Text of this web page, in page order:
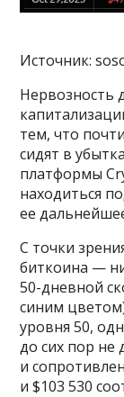
Источник:
Нервозность
тем, что
сидят в
платформы
находиться
ее
С точки
биткоина —
50-дневной
синим
уровня 50,
до сих пор не
и
и $103 530